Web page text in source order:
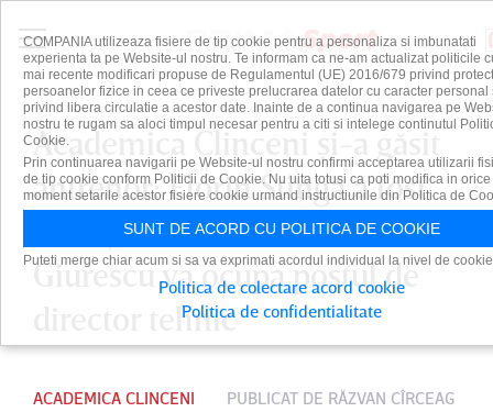
Academica Clinceni şi-a găsit
antrenor: Florin Stîngă a fost
anunţat oficial! Constantin
Giurescu va ocupa postul de
director tehnic
ACADEMICA CLINCENI PUBLICAT DE RĂZVAN CÎRCEAG
COMPANIA utilizeaza fisiere de tip cookie pentru a personaliza si imbunatati
experienta ta pe Website-ul nostru. Te informam ca ne-am actualizat politicile
mai recente modificari propuse de Regulamentul (UE) 2016/679 privind
persoanelor fizice in ceea ce priveste prelucrarea datelor cu caracter personal
privind libera circulatie a acestor date. Inainte de a continua navigarea pe
nostru te rugam sa aloci timpul necesar pentru a citi si intelege continutul
Cookie.
Prin continuarea navigarii pe Website-ul nostru confirmi acceptarea utilizarii
de tip cookie conform Politicii de Cookie. Nu uita totusi ca poti modifica in orice
moment setarile acestor fisiere cookie urmand instructiunile din Politica de
SUNT DE ACORD CU POLITICA DE COOKIE
Puteti merge chiar acum si sa va exprimati acordul individual la nivel de
Politica de colectare acord cookie
Politica de confidentialitate